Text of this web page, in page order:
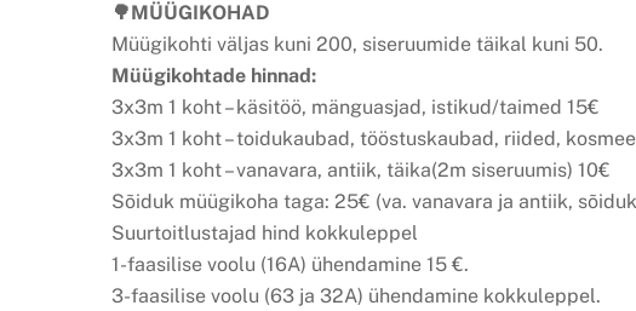
🌳MÜÜGIKOHAD
Müügikohti väljas kuni 200, siseruumide täikal kuni 50.
Müügikohtade hinnad:
3x3m 1 koht – käsitöö, mänguasjad, istikud/taimed 15€
3x3m 1 koht – toidukaubad, tööstuskaubad, riided,
3x3m 1 koht – vanavara, antiik, täika(2m siseruumis) 10€
Sõiduk müügikoha taga: 25€ (va. vanavara ja antiik,
Suurtoitlustajad hind kokkuleppel
1-faasilise voolu (16A) ühendamine 15 €.
3-faasilise voolu (63 ja 32A) ühendamine kokkuleppel.